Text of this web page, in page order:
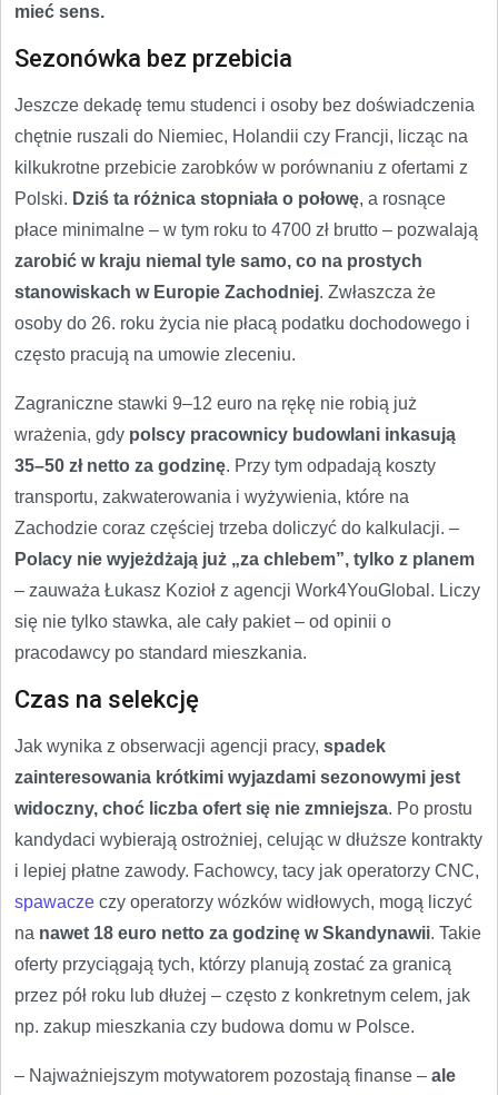
mieć sens.
Sezonówka bez przebicia
Jeszcze dekadę temu studenci i osoby bez doświadczenia
chętnie ruszali do Niemiec, Holandii czy Francji, licząc na
kilkukrotne przebicie zarobków w porównaniu z ofertami z
Polski. Dziś ta różnica stopniała o połowę, a rosnące
płace minimalne – w tym roku to 4700 zł brutto – pozwalają
zarobić w kraju niemal tyle samo, co na prostych
stanowiskach w Europie Zachodniej. Zwłaszcza że
osoby do 26. roku życia nie płacą podatku dochodowego i
często pracują na umowie zleceniu.
Zagraniczne stawki 9–12 euro na rękę nie robią już
wrażenia, gdy polscy pracownicy budowlani inkasują
35–50 zł netto za godzinę. Przy tym odpadają koszty
transportu, zakwaterowania i wyżywienia, które na
Zachodzie coraz częściej trzeba doliczyć do kalkulacji. –
Polacy nie wyjeżdżają już „za chlebem”, tylko z planem
– zauważa Łukasz Kozioł z agencji Work4YouGlobal. Liczy
się nie tylko stawka, ale cały pakiet – od opinii o
pracodawcy po standard mieszkania.
Czas na selekcję
Jak wynika z obserwacji agencji pracy, spadek
zainteresowania krótkimi wyjazdami sezonowymi jest
widoczny, choć liczba ofert się nie zmniejsza. Po prostu
kandydaci wybierają ostrożniej, celując w dłuższe kontrakty
i lepiej płatne zawody. Fachowcy, tacy jak operatorzy CNC,
spawacze czy operatorzy wózków widłowych, mogą liczyć
na nawet 18 euro netto za godzinę w Skandynawii. Takie
oferty przyciągają tych, którzy planują zostać za granicą
przez pół roku lub dłużej – często z konkretnym celem, jak
np. zakup mieszkania czy budowa domu w Polsce.
– Najważniejszym motywatorem pozostają finanse – ale